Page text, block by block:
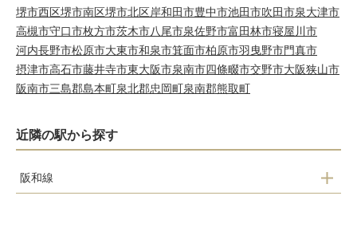
堺市西区堺市南区堺市北区岸和田市豊中市池田市吹田市泉大津市
高槻市守口市枚方市茨木市八尾市泉佐野市富田林市寝屋川市
河内長野市松原市大東市和泉市箕面市柏原市羽曳野市門真市
摂津市高石市藤井寺市東大阪市泉南市四條畷市交野市大阪狭山市
阪南市三島郡島本町泉北郡忠岡町泉南郡熊取町
近隣の駅から探す
阪和線